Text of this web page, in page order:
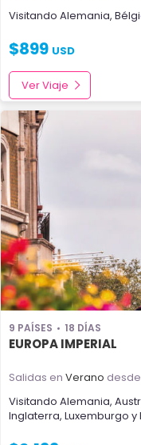
Visitando Alemania,
$899 USD
Ver Viaje
9 PAÍSES 18 DÍAS
EUROPA IMPERIAL
Salidas en Verano
Visitando Alemania,
Inglaterra, Luxemburgo y